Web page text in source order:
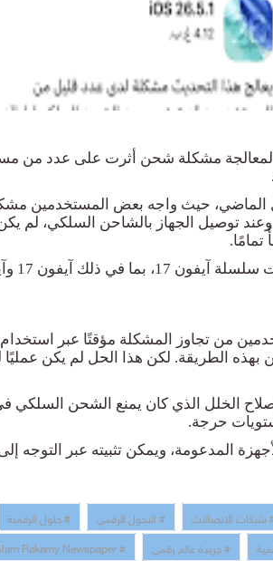
.
الماضي، حيث واجه بعض المستخدمين
وعند توصيل الجهاز بالشاحن السلكي، لم
تمامًا.
بما في ذلك آيفون 17 وآيفون 17
من تجاوز المشكلة مؤقتًا عبر
بهذه الطريقة. لكن هذا الحل لم يكن
الخلل الذي كان يمنع الشحن السلكي
حرجة.
المدعومة، ويمكن تثبيته عبر ا لتوجه
شبكات الاتصالات # التحول الرقمي # حلول الرقمنة
# جريدة عالم رقمي
# Alam Rakamy Newspaper